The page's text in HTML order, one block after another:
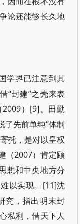
论还能够长久地
学界已注意到其
“封建”之壳来表
）[9]、田勤
了先前单纯“体制
托，是对以皇权
（2007）肯定顾
想和中央地方分
以实现。[11]沈
究，指出明末封
私利，借天下人